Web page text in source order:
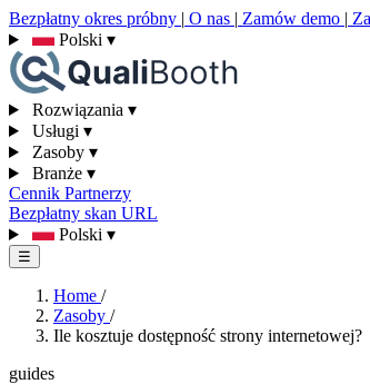
Bezpłatny okres próbny | O nas | Zamów demo |
Polski ▾
Rozwiązania ▾
Usługi ▾
Zasoby ▾
Branże ▾
Cennik Partnerzy
Bezpłatny skan URL
Polski ▾
☰
Home /
Zasoby /
Ile kosztuje dostępność strony internetowej?
guides